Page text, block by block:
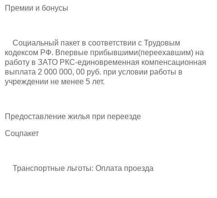
Премии и бонусы
Социальный пакет в соответствии с Трудовым
кодексом РФ. Впервые прибывшими(переехавшим) на
работу в ЗАТО РКС-единовременная компенсационная
выплата 2 000 000, 00 руб. при условии работы в
учреждении не менее 5 лет.
Предоставление жилья при переезде
Соцпакет
Транспортные льготы: Оплата проезда